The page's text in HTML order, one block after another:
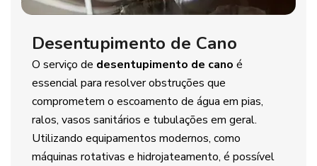
Desentupimento de Cano
O serviço de desentupimento de cano é
essencial para resolver obstruções que
comprometem o escoamento de água em pias,
ralos, vasos sanitários e tubulações em geral.
Utilizando equipamentos modernos, como
máquinas rotativas e hidrojateamento, é possível